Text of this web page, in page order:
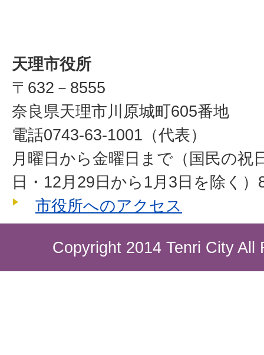
天理市役所
〒632－8555
奈良県天理市川原城町605番地
電話0743-63-1001（代表）
月曜日から金曜日まで（国民の祝
日・12月29日から1月3日を除く
市役所へのアクセス
Copyright 2014 Tenri City All